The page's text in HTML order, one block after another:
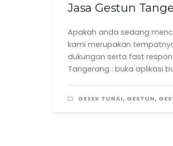
Jasa Gestun
Apakah anda sedang
kami merupakan
dukungan serta fast
Tangerang : buka aplikasi
GESEK TUNAI, GESTUN,